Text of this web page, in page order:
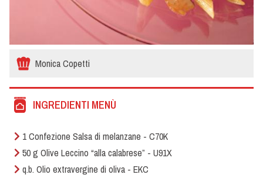
Monica Copetti
INGREDIENTI MENÙ
1 Confezione Salsa di melanzane - C70K
50 g Olive Leccino “alla calabrese” - U91X
q.b. Olio extravergine di oliva - EKC